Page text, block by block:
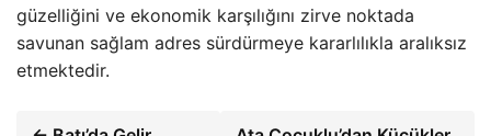
güzelliğini ve ekonomik karşılığını zirve noktada
savunan sağlam adres sürdürmeye kararlılıkla aralıksız
etmektedir.